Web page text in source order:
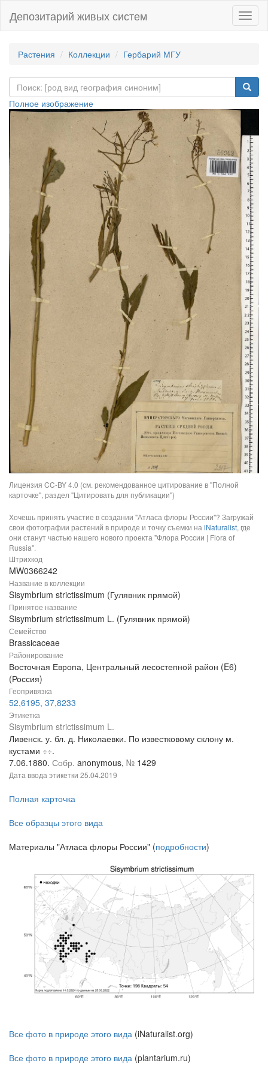
Депозитарий живых систем
Растения Коллекции Гербарий МГУ
Полное изображение
Лицензия CC-BY 4.0 (см. рекомендованное цитирование в "Полной
карточке", раздел "Цитировать для публикации")
Хочешь принять участие в создании "Атласа флоры России"? Загружай
свои фотографии растений в природе и точку съемки на iNaturalist, где
они станут частью нашего нового проекта "Флора России | Flora of
Russia".
Штрихкод
MW0366242
Название в коллекции
Sisymbrium strictissimum (Гулявник прямой)
Принятое название
Sisymbrium strictissimum L. (Гулявник прямой)
Семейство
Brassicaceae
Районирование
Восточная Европа, Центральный лесостепной район (E6)
(Россия)
Геопривязка
52,6195, 37,8233
Этикетка
Sisymbrium strictissimum L.
Ливенск. у. бл. д. Николаевки. По известковому склону м.
кустами ÷÷.
7.06.1880. Собр. anonymous, № 1429
Дата ввода этикетки 25.04.2019
Полная карточка
Все образцы этого вида
Материалы "Атласа флоры России" (подробности)
Все фото в природе этого вида (iNaturalist.org)
Все фото в природе этого вида (plantarium.ru)